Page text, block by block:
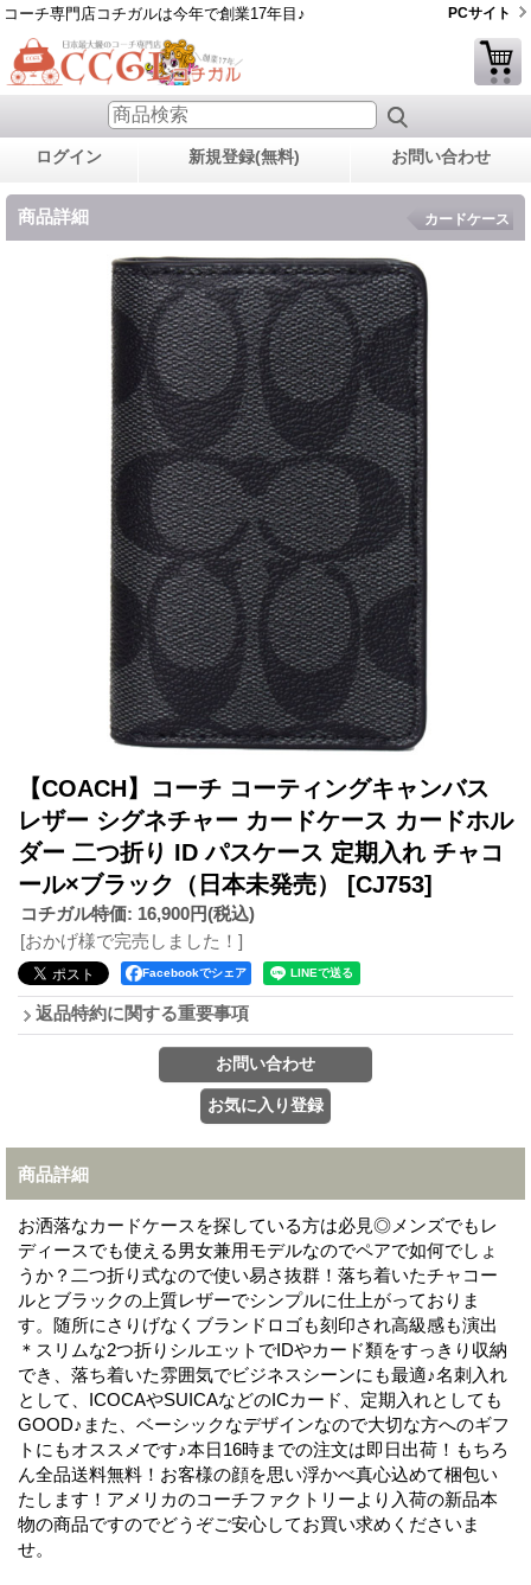
コーチ専門店コチガルは今年で創業17年目♪ PCサイト
ログイン 新規登録(無料) お問い合わせ
商品詳細 カードケース
【COACH】コーチ コーティングキャンバス
レザー シグネチャー カードケース カードホル
ダー 二つ折り ID パスケース 定期入れ チャコ
ール×ブラック（日本未発売） [CJ753]
コチガル特価: 16,900円(税込)
[おかげ様で完売しました！]
Facebookでシェア
返品特約に関する重要事項
商品詳細
お洒落なカードケースを探している方は必見◎メンズでもレ
ディースでも使える男女兼用モデルなのでペアで如何でしょ
うか？二つ折り式なので使い易さ抜群！落ち着いたチャコー
ルとブラックの上質レザーでシンプルに仕上がっておりま
す。随所にさりげなくブランドロゴも刻印され高級感も演出
＊スリムな2つ折りシルエットでIDやカード類をすっきり収納
でき、落ち着いた雰囲気でビジネスシーンにも最適♪名刺入れ
として、ICOCAやSUICAなどのICカード、定期入れとしても
GOOD♪また、ベーシックなデザインなので大切な方へのギフ
トにもオススメです♪本日16時までの注文は即日出荷！もちろ
ん全品送料無料！お客様の顔を思い浮かべ真心込めて梱包い
たします！アメリカのコーチファクトリーより入荷の新品本
物の商品ですのでどうぞご安心してお買い求めくださいま
せ。